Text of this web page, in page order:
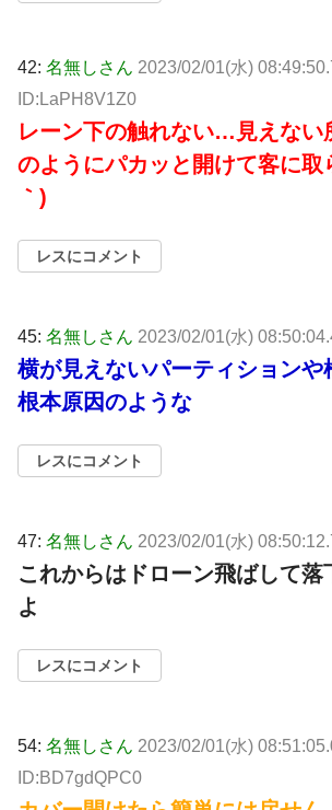
42: 名無しさん 2023/02/01(水)
ID:LaPH8V1Z0
レーン下の触れない…見えない
のようにパカッと開けて客に取
｀)
レスにコメント
45: 名無しさん 2023/02/01(水)
横が見えないパーティションや
根本原因のような
レスにコメント
47: 名無しさん 2023/02/01(水)
これからはドローン飛ばして落
よ
レスにコメント
54: 名無しさん 2023/02/01(水)
ID:BD7gdQPC0